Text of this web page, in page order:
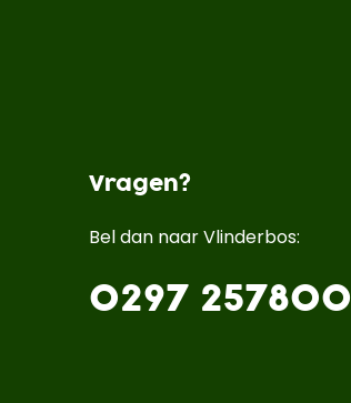
Vragen?
Bel dan naar Vlinderbos:
0297 257800